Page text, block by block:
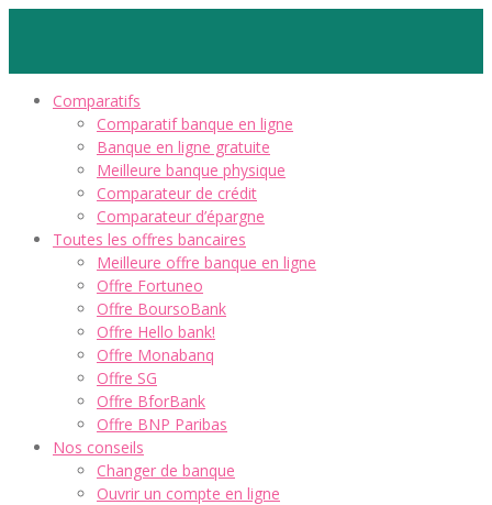
Comparatifs
Comparatif banque en ligne
Banque en ligne gratuite
Meilleure banque physique
Comparateur de crédit
Comparateur d’épargne
Toutes les offres bancaires
Meilleure offre banque en ligne
Offre Fortuneo
Offre BoursoBank
Offre Hello bank!
Offre Monabanq
Offre SG
Offre BforBank
Offre BNP Paribas
Nos conseils
Changer de banque
Ouvrir un compte en ligne